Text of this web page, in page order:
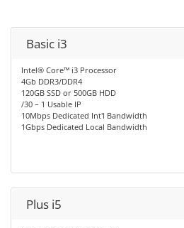
Basic i3
Intel® Core™ i3 Processor
4Gb DDR3/DDR4
120GB SSD or 500GB HDD
/30 – 1 Usable IP
10Mbps Dedicated Int'l Bandwidth
1Gbps Dedicated Local Bandwidth
Plus i5